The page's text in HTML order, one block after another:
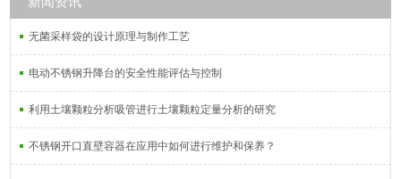
无菌采样袋的设计原理与制作工艺
电动不锈钢升降台的安全性能评估与控制
利用土壤颗粒分析吸管进行土壤颗粒定量分析的研究
不锈钢开口直壁容器在应用中如何进行维护和保养？